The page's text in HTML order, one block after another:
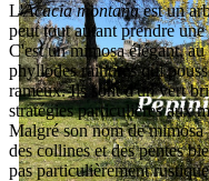
L'Acacia montanaest un
peut tout autant prendre
C'est un mimosa élégant,
phyllodes rainurés qui
rameux. Ils sont d'un vert
stratégies particulières aux
Malgré son nom de
des collines et des pentes
pas particulièrement